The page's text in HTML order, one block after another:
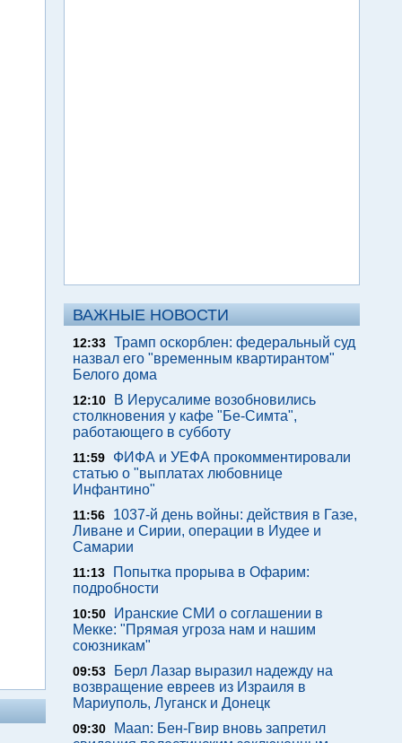
ВАЖНЫЕ НОВОСТИ
12:33 Трамп оскорблен: федеральный суд
назвал его "временным квартирантом"
Белого дома
12:10
В Иерусалиме возобновились
столкновения у кафе "Бе-Симта",
работающего в субботу
11:59
ФИФА и УЕФА прокомментировали
статью о "выплатах любовнице
Инфантино"
11:56
1037-й день войны: действия в Газе,
Ливане и Сирии, операции в Иудее и
Самарии
11:13
Попытка прорыва в Офарим:
подробности
10:50
Иранские СМИ о соглашении в
Мекке: "Прямая угроза нам и нашим
союзникам"
09:53
Берл Лазар выразил надежду на
возвращение евреев из Израиля в
Мариуполь, Луганск и Донецк
09:30
Maan: Бен-Гвир вновь запретил